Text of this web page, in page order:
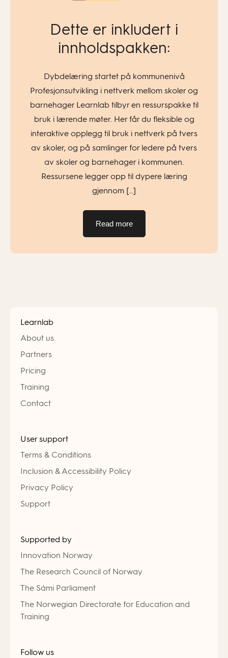
Dette er inkludert i
innholdspakken:
Dybdelæring startet på kommunenivå
Profesjonsutvikling i nettverk mellom skoler og
barnehager Learnlab tilbyr en ressurspakke til
bruk i lærende møter. Her får du fleksible og
interaktive opplegg til bruk i nettverk på tvers
av skoler, og på samlinger for ledere på tvers
av skoler og barnehager i kommunen.
Ressursene legger opp til dypere læring
gjennom […]
Read more
Learnlab
About us
Partners
Pricing
Training
Contact
User support
Terms & Conditions
Inclusion & Accessibility Policy
Privacy Policy
Support
Supported by
Innovation Norway
The Research Council of Norway
The Sámi Parliament
The Norwegian Directorate for Education and
Training
Follow us